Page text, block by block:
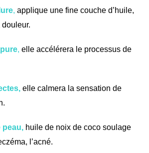
, applique une fine couche d’huile,
, elle accélérera le processus de
elle calmera la sensation de
peau, huile de noix de coco soulage
l’acné.